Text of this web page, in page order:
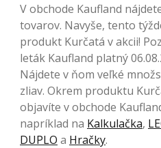
V obchode Kaufland
tovarov. Navyše, tento
produkt Kurčatá v akcii!
leták Kaufland platný
Nájdete v ňom veľké
zliav. Okrem produktu
objavíte v obchode
napríklad na Kalkulačka,
DUPLO a Hračky.